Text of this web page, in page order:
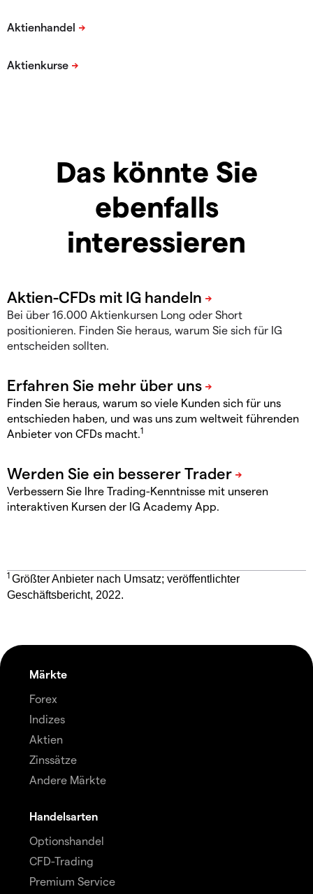
Das könnte Sie
ebenfalls
interessieren
Bei über 16.000 Aktienkursen Long oder Short
positionieren. Finden Sie heraus, warum Sie sich für IG
entscheiden sollten.
Finden Sie heraus, warum so viele Kunden sich für uns
entschieden haben, und was uns zum weltweit führenden
Anbieter von CFDs macht.1
Verbessern Sie Ihre Trading-Kenntnisse mit unseren
interaktiven Kursen der IG Academy App.
1 Größter Anbieter nach Umsatz; veröffentlichter
Geschäftsbericht, 2022.
Märkte
Forex
Indizes
Aktien
Zinssätze
Andere Märkte
Handelsarten
Optionshandel
CFD-Trading
Premium Service